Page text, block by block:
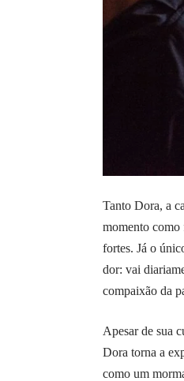
Tanto Dora, a
momento como
fortes. Já o
dor: vai
compaixão da
Apesar de sua
Dora torna a
como um